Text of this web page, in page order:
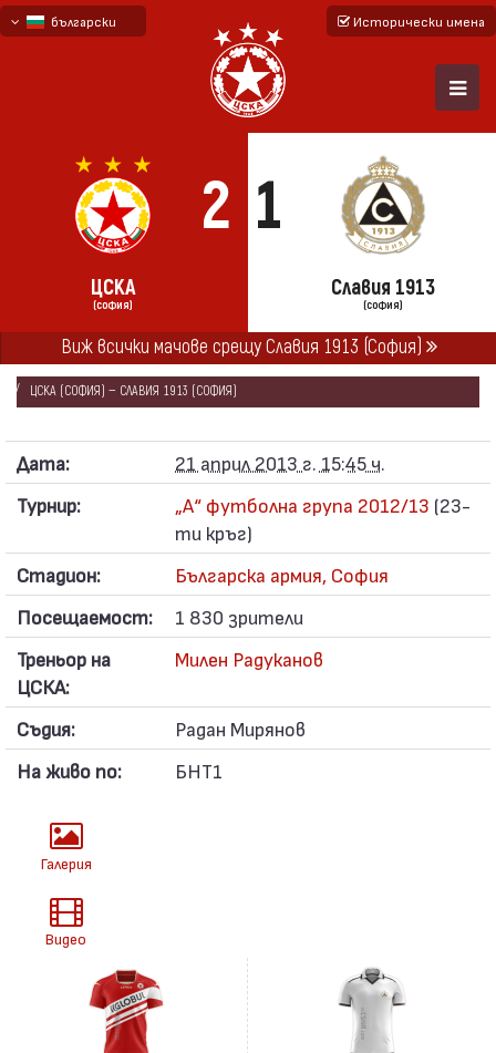
български
Исторически имена
2 1
ЦСКА
(СОФИЯ)
Славия 1913
(СОФИЯ)
Виж всички мачове срещу Славия 1913 (София)
НАЧАЛО СЕЗОНИ 2012/13
„А“ ФУТБОЛНА ГРУПА 2012/13
ЦСКА (СОФИЯ) — СЛАВИЯ 1913 (СОФИЯ)
Дата:
21 април 2013 г. 15:45 ч.
Турнир:
„А“ футболна група 2012/13 (23-
ти кръг)
Стадион:
Българска армия, София
Посещаемост:
1 830 зрители
Треньор на
ЦСКА:
Милен Радуканов
Съдия:
Радан Мирянов
На живо по:
БНТ1
Галерия
Видео